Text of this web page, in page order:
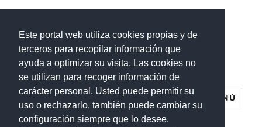
Este portal web utiliza cookies propias y de
terceros para recopilar información que
ayuda a optimizar su visita. Las cookies no
se utilizan para recoger información de
carácter personal. Usted puede permitir su
uso o rechazarlo, también puede cambiar su
configuración siempre que lo desee.
MENÚ